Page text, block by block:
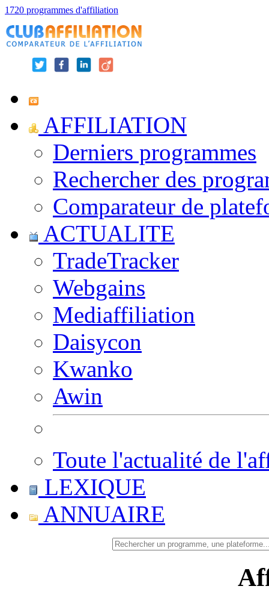
1720 programmes d'affiliation
AFFILIATION
Derniers programmes
Rechercher des
Comparateur de
ACTUALITE
TradeTracker
Webgains
Mediaffiliation
Daisycon
Kwanko
Awin
Toute l'actualité de
LEXIQUE
ANNUAIRE